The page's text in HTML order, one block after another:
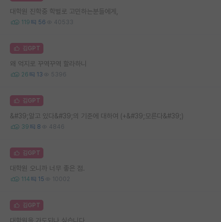
대학원 진학중 학벌로 고민하는분들에게,
119 56 40533
김GPT
왜 억지로 꾸역꾸역 할라하니
26 13 5396
김GPT
&#39;알고 있다&#39;의 기준에 대하여 (+&#39;모른다&#39;)
39 8 4846
김GPT
대학원 오니까 너무 좋은 점.
114 15 10002
김GPT
대학원을 가도되나 싶습니다